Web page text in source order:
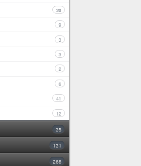
20
9
3
3
2
6
41
12
35
131
268